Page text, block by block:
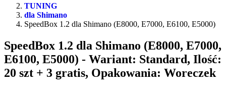
TUNING
dla Shimano
SpeedBox 1.2 dla Shimano (E8000, E7000, E6100, E5000)
SpeedBox 1.2 dla Shimano (E8000, E7000,
E6100, E5000) - Wariant: Standard, Ilość:
20 szt + 3 gratis, Opakowania: Woreczek